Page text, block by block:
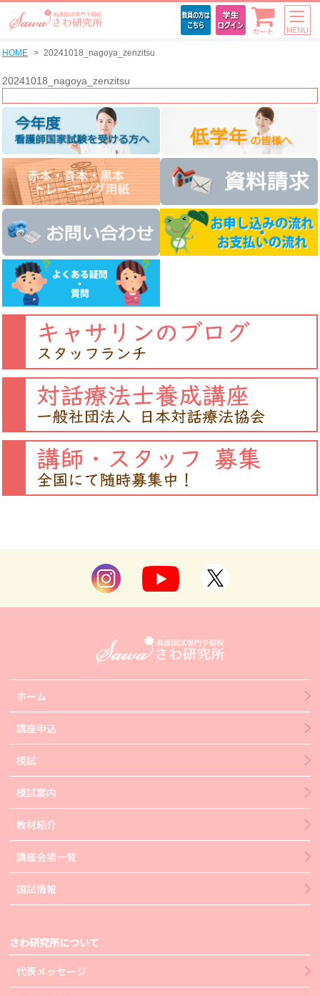
カート MENU
HOME 20241018_nagoya_zenzitsu
20241018_nagoya_zenzitsu
ホーム
講座申込
模試
模試案内
教材紹介
講座会場一覧
国試情報
さわ研究所について
代表メッセージ